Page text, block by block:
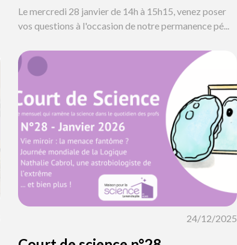
Le mercredi 28 janvier de 14h à 15h15, venez poser
vos questions à l'occasion de notre permanence pé...
24/12/2025